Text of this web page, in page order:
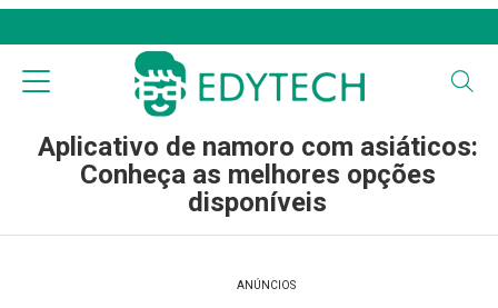
Aplicativo de namoro com asiáticos:
Conheça as melhores opções
disponíveis
ANÚNCIOS